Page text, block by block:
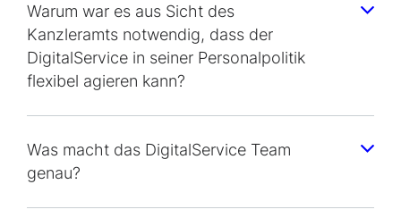
Warum war es aus Sicht des
Kanzleramts notwendig, dass der
DigitalService in seiner Personalpolitik
flexibel agieren kann?
Was macht das DigitalService Team
genau?